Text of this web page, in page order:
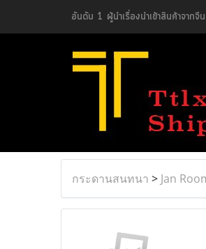
อันดับ 1 ผู้นำเรื่องนำเข้าสินค้าจากจี
กระดานสนทนา > Jan